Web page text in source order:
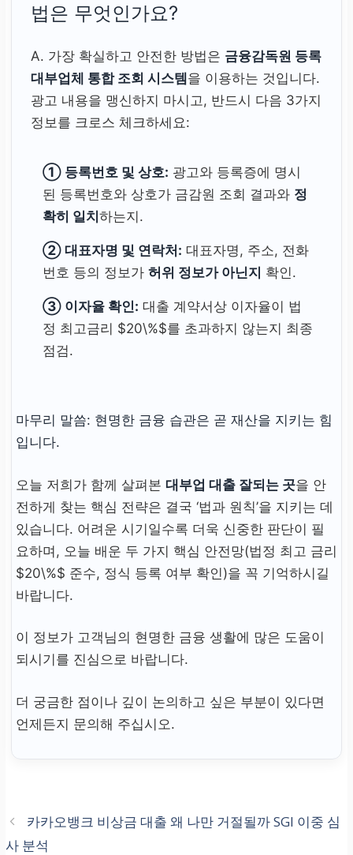
법은 무엇인가요?
A. 가장 확실하고 안전한 방법은 금융감독원 등록
대부업체 통합 조회 시스템을 이용하는 것입니다.
광고 내용을 맹신하지 마시고, 반드시 다음 3가지
정보를 크로스 체크하세요:
① 등록번호 및 상호: 광고와 등록증에 명시
된 등록번호와 상호가 금감원 조회 결과와 정
확히 일치하는지.
② 대표자명 및 연락처: 대표자명, 주소, 전화
번호 등의 정보가허위 정보가 아닌지 확인.
③ 이자율 확인: 대출 계약서상 이자율이 법
정 최고금리 $20\%$를 초과하지 않는지 최종
점검.
마무리 말씀: 현명한 금융 습관은 곧 재산을 지키는 힘
입니다.
오늘 저희가 함께 살펴본 대부업 대출 잘되는 곳을 안
전하게 찾는 핵심 전략은 결국 ‘법과 원칙’을 지키는 데
있습니다. 어려운 시기일수록 더욱 신중한 판단이 필
요하며, 오늘 배운 두 가지 핵심 안전망(법정 최고 금리
$20\%$ 준수, 정식 등록 여부 확인)을 꼭 기억하시길
바랍니다.
이 정보가 고객님의 현명한 금융 생활에 많은 도움이
되시기를 진심으로 바랍니다.
더 궁금한 점이나 깊이 논의하고 싶은 부분이 있다면
언제든지 문의해 주십시오.
카카오뱅크 비상금 대출 왜 나만 거절될까 SGI 이중 심
사 분석